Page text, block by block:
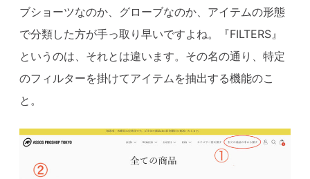
ブショーツなのか、グローブなのか、アイテムの形態
で分類した方が手っ取り早いですよね。
『FILTERS』
というのは、それとは違います。その名の通り、特定
のフィルターを掛けてアイテムを抽出する機能のこ
と。